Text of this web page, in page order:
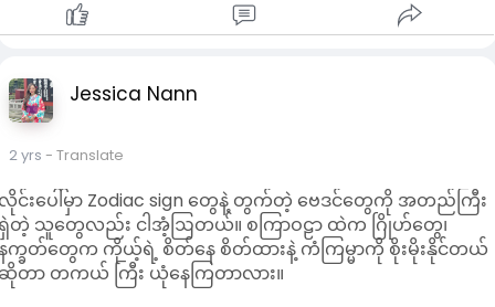
Jessica Nann
2 yrs - Translate
င်းပေါ်မှာ Zodiac sign တွေနဲ့ တွက်တဲ့ ဗေဒင်တွေကို အတည်ကြီး
တဲ့ သူတွေလည်း ငါအံ့ဩတယ်။ စကြာဝဠာ ထဲက ဂြိုဟ်တွေ၊
က္ခတ်တွေက ကိုယ့်ရဲ့ စိတ်နေ စိတ်ထားနဲ့ ကံကြမ္မာကို စိုးမိုးနိုင်တယ်
တာ တကယ် ကြီး ယုံနေကြတာလား။